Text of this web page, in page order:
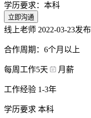
学历要求：本科
立即沟通
线上老师 2022-03-23发布
合作周期：6个月以上
每周工作5天 月薪
工作经验 1-3年
学历要求 本科